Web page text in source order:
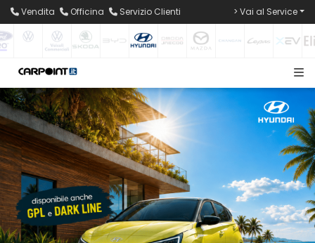
Vendita Officina Servizio Clienti > Vai al Service